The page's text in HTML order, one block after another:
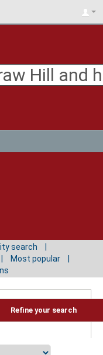
search
Most popular
Refine your search